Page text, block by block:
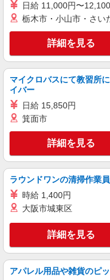
アルバイト パート
（株）アドバンスネット
物流セ
22
※翌5：
豊
キープ
派遣社員
株式会社テクノ・サービス
入出荷
時
株式会社テクノ・サービス/
部品の
日給 11,000円〜
栃木市・小山市・さい
詳細を見る
マイクロバスにて教習所
イバー
日給 15,850円
箕面市
詳細を見る
ラウンドワンの清掃作業員
時給 1,400円
大阪市城東区
詳細を見る
アパレル用品や雑貨のピ